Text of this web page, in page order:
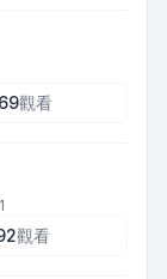
觀看
觀看